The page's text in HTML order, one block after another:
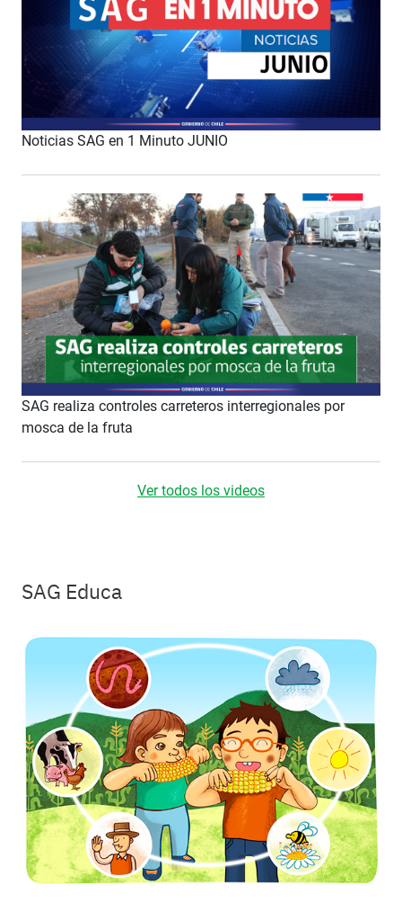
Noticias SAG en 1 Minuto JUNIO
SAG realiza controles carreteros interregionales por
mosca de la fruta
Ver todos los videos
SAG Educa